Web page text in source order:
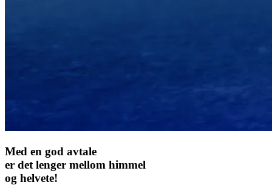
Med en god avtale
er det lenger mellom himmel
og helvete!